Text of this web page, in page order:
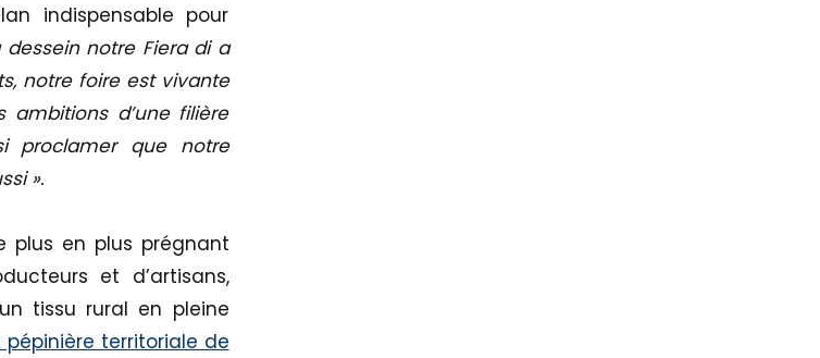
indispensable pour
notre Fiera di a
notre foire est vivante
d’une filière
proclamer que notre
».
plus en plus prégnant
et d’artisans,
tissu rural en pleine
territoriale de